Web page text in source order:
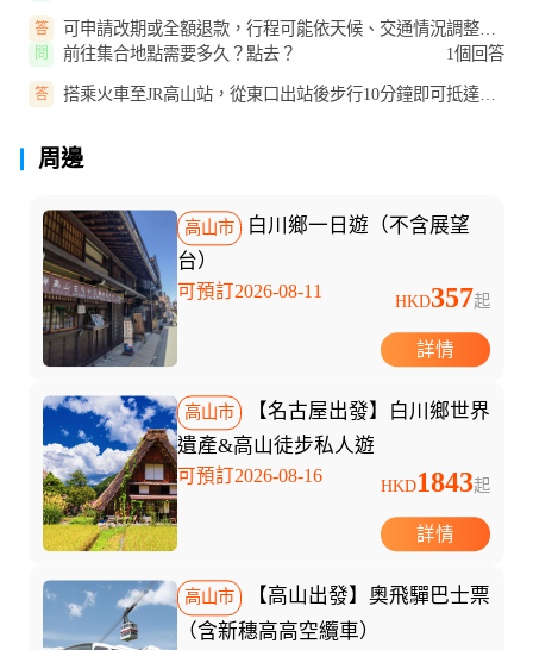
答
可申請改期或全額退款，行程可能依天候、交通情況調整，
請留意相關通知。
問 前往集合地點需要多久？點去？ 1個回答
答
搭乘火車至JR高山站，從東口出站後步行10分鐘即可抵達集
周邊
高山市
白川鄉一日遊（不含展望
台）
可預訂2026-08-11 HKD357起
詳情
高山市
【名古屋出發】白川鄉世界
遺產&高山徒步私人遊
可預訂2026-08-16 HKD1843起
詳情
高山市
【高山出發】奧飛驒巴士票
（含新穗高高空纜車）